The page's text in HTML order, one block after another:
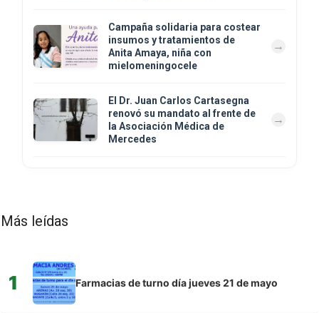
Campaña solidaria para costear
insumos y tratamientos de
Anita Amaya, niña con
mielomeningocele
El Dr. Juan Carlos Cartasegna
renovó su mandato al frente de
la Asociación Médica de
Mercedes
Más leídas
1 Farmacias de turno día jueves 21 de mayo